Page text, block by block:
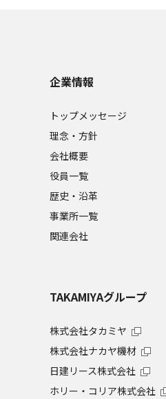
企業情報
トップメッセージ
理念・方針
会社概要
役員一覧
歴史・沿革
事業所一覧
関連会社
TAKAMIYAグループ
株式会社タカミヤ
株式会社ナカヤ機材
日建リース株式会社
ホリー・コリア株式会社